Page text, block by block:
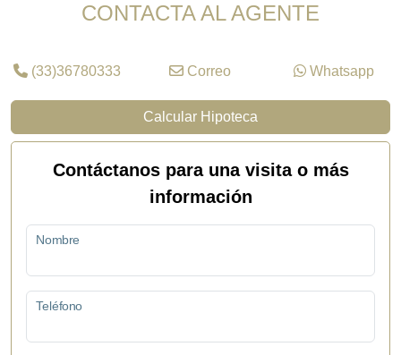
CONTACTA AL AGENTE
(33)36780333 Correo Whatsapp
Calcular Hipoteca
Contáctanos para una visita o más
información
Nombre
Teléfono